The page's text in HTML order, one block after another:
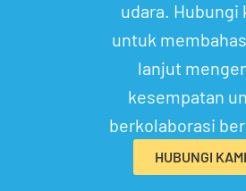
udara. Hubungi
untuk
lanjut
kesempatan
berkolaborasi
HUBUNGI KAMI